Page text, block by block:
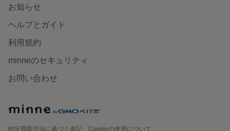
お知らせ
ヘルプとガイド
利用規約
minneのセキュリティ
お問い合わせ
特定商取引法に基づく表記
Cookieの使用について